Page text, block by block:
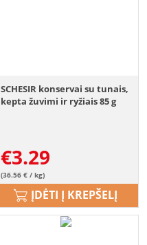
SCHESIR konservai su tunais,
kepta žuvimi ir ryžiais 85 g
€3.29
(36.56 € / kg)
ĮDĖTI Į KREPŠELĮ